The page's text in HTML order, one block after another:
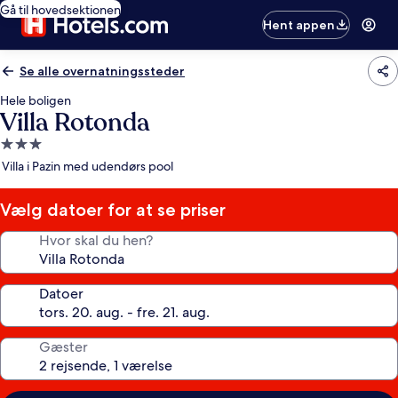
Gå til hovedsektionen
Hent appen
Se alle overnatningssteder
Hele boligen
Villa Rotonda
3.0-
stjernet
Villa i Pazin med udendørs pool
Vælg datoer for at se priser
Hvor skal du hen?
Datoer
Gæster